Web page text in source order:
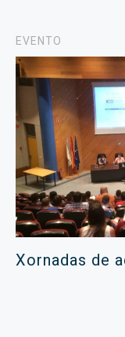
EVENTO
Xornadas de